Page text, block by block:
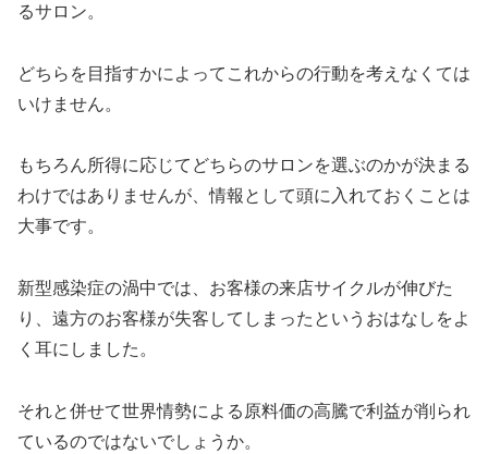
るサロン。
どちらを目指すかによってこれからの行動を考えなくては
いけません。
もちろん所得に応じてどちらのサロンを選ぶのかが決まる
わけではありませんが、情報として頭に入れておくことは
大事です。
新型感染症の渦中では、お客様の来店サイクルが伸びた
り、遠方のお客様が失客してしまったというおはなしをよ
く耳にしました。
それと併せて世界情勢による原料価の高騰で利益が削られ
ているのではないでしょうか。